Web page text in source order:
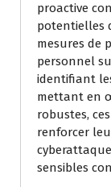
proactive
potentielles
mesures de
personnel
identifiant
mettant en
robustes,
renforcer
sensibles